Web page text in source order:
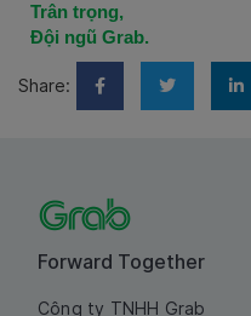
Trân trọng,
Đội ngũ Grab.
Share:
Forward Together
Công ty TNHH Grab